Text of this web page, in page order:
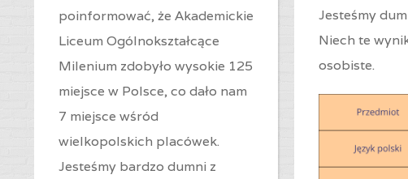
Jesteśmy
Niech te
osobiste.
poinformować, że Akademickie
Liceum Ogólnokształcące
Milenium zdobyło wysokie 125
miejsce w Polsce, co dało nam
7 miejsce wśród
wielkopolskich placówek.
Jesteśmy bardzo dumni z